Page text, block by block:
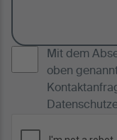
Mit dem
oben